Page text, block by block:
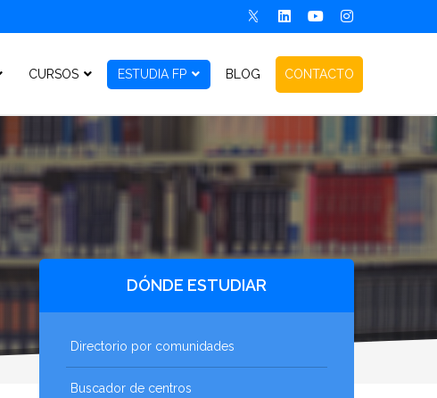
CURSOS ESTUDIA FP BLOG CONTACTO
DÓNDE ESTUDIAR
Directorio por comunidades
Buscador de centros